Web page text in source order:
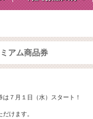
アム商品券
は７月１日（水）スタート！
けます。